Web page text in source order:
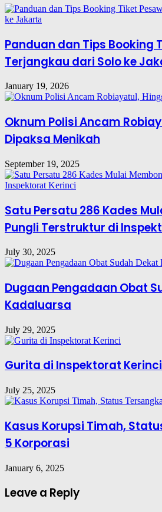
Panduan dan Tips Booking
Terjangkau dari Solo ke
January 19, 2026
Oknum Polisi Ancam
Dipaksa Menikah
September 19, 2025
Satu Persatu 286 Kades
Pungli Terstruktur di
July 30, 2025
Dugaan Pengadaan Obat
Kadaluarsa
July 29, 2025
Gurita di Inspektorat Kerinci
July 25, 2025
Kasus Korupsi Timah,
5 Korporasi
January 6, 2025
Leave a Reply